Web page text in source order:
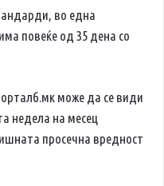
во една
повеќе од 35 дена со
може да се види
недела на месец
просечна вредност